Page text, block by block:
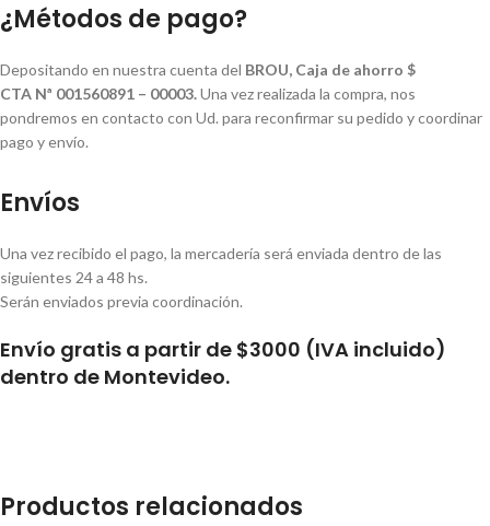
¿Métodos de pago?
Depositando en nuestra cuenta del BROU, Caja de ahorro $
CTA Nª 001560891 – 00003.Una vez realizada la compra, nos
pondremos en contacto con Ud. para reconfirmar su pedido y coordinar
pago y envío.
Envíos
Una vez recibido el pago, la mercadería será enviada dentro de las
siguientes 24 a 48 hs.
Serán enviados previa coordinación.
Envío gratis a partir de $3000 (IVA incluido)
dentro de Montevideo.
Productos relacionados